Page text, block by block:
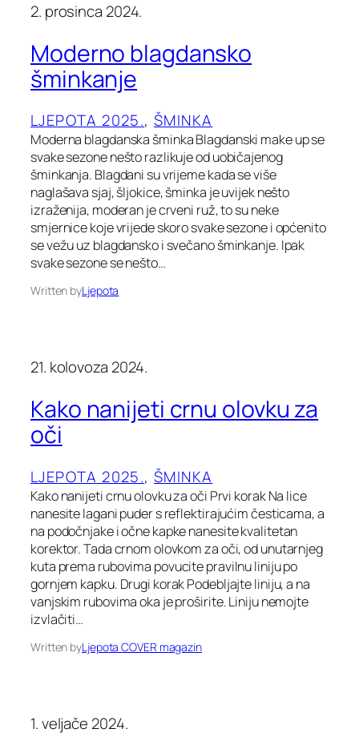
2. prosinca 2024.
Moderno blagdansko
šminkanje
LJEPOTA 2025., ŠMINKA
Moderna blagdanska šminka Blagdanski make up se
svake sezone nešto razlikuje od uobičajenog
šminkanja. Blagdani su vrijeme kada se više
naglašava sjaj, šljokice, šminka je uvijek nešto
izraženija, moderan je crveni ruž, to su neke
smjernice koje vrijede skoro svake sezone i općenito
se vežu uz blagdansko i svečano šminkanje. Ipak
svake sezone se nešto…
Written byLjepota
21. kolovoza 2024.
Kako nanijeti crnu olovku za
oči
LJEPOTA 2025., ŠMINKA
Kako nanijeti crnu olovku za oči Prvi korak Na lice
nanesite lagani puder s reflektirajućim česticama, a
na podočnjake i očne kapke nanesite kvalitetan
korektor. Tada crnom olovkom za oči, od unutarnjeg
kuta prema rubovima povucite pravilnu liniju po
gornjem kapku. Drugi korak Podebljajte liniju, a na
vanjskim rubovima oka je proširite. Liniju nemojte
izvlačiti…
Written byLjepota COVER magazin
1. veljače 2024.